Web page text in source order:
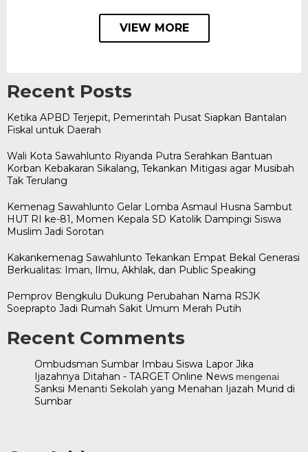
VIEW MORE
Recent Posts
Ketika APBD Terjepit, Pemerintah Pusat Siapkan Bantalan
Fiskal untuk Daerah
Wali Kota Sawahlunto Riyanda Putra Serahkan Bantuan
Korban Kebakaran Sikalang, Tekankan Mitigasi agar Musibah
Tak Terulang
Kemenag Sawahlunto Gelar Lomba Asmaul Husna Sambut
HUT RI ke-81, Momen Kepala SD Katolik Dampingi Siswa
Muslim Jadi Sorotan
Kakankemenag Sawahlunto Tekankan Empat Bekal Generasi
Berkualitas: Iman, Ilmu, Akhlak, dan Public Speaking
Pemprov Bengkulu Dukung Perubahan Nama RSJK
Soeprapto Jadi Rumah Sakit Umum Merah Putih
Recent Comments
Ombudsman Sumbar Imbau Siswa Lapor Jika
Ijazahnya Ditahan - TARGET Online News mengenai
Sanksi Menanti Sekolah yang Menahan Ijazah Murid di
Sumbar